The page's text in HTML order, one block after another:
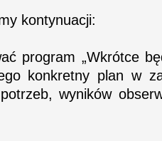
kontynuacji:
program „Wkrótce
konkretny plan w
wyników